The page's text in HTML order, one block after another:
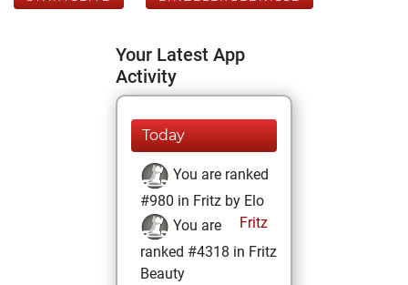
Your Latest App
Activity
Today
You are ranked
#980 in Fritz by Elo
Fritz
You are
ranked #4318 in Fritz
Beauty